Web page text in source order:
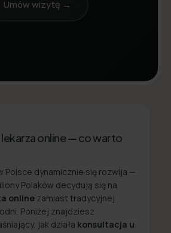
Umów wizytę →
lekarza online — co warto
Polsce dynamicznie się rozwija —
Polaków decydują się na
online zamiast tradycyjnej
Poniżej znajdziesz
jak działa konsultacja u